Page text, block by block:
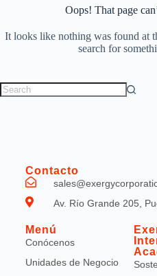
Oops! That page
It looks like nothing was found at
search for
Contacto
Av. Río Grande 205,
Menú
Conócenos
Unidades de Negocio